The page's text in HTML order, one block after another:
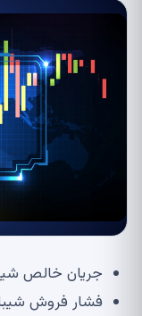
جریان خالص
فشار فروش